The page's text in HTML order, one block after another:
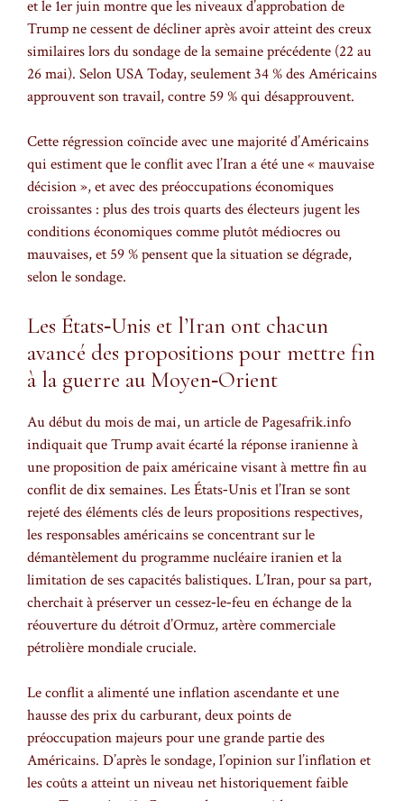
et le 1er juin montre que les niveaux d’approbation de
Trump ne cessent de décliner après avoir atteint des creux
similaires lors du sondage de la semaine précédente (22 au
26 mai). Selon USA Today, seulement 34 % des Américains
approuvent son travail, contre 59 % qui désapprouvent.
Cette régression coïncide avec une majorité d’Américains
qui estiment que le conflit avec l’Iran a été une « mauvaise
décision », et avec des préoccupations économiques
croissantes : plus des trois quarts des électeurs jugent les
conditions économiques comme plutôt médiocres ou
mauvaises, et 59 % pensent que la situation se dégrade,
selon le sondage.
Les États‑Unis et l’Iran ont chacun
avancé des propositions pour mettre fin
à la guerre au Moyen‑Orient
Au début du mois de mai, un article de Pagesafrik.info
indiquait que Trump avait écarté la réponse iranienne à
une proposition de paix américaine visant à mettre fin au
conflit de dix semaines. Les États‑Unis et l’Iran se sont
rejeté des éléments clés de leurs propositions respectives,
les responsables américains se concentrant sur le
démantèlement du programme nucléaire iranien et la
limitation de ses capacités balistiques. L’Iran, pour sa part,
cherchait à préserver un cessez‑le‑feu en échange de la
réouverture du détroit d’Ormuz, artère commerciale
pétrolière mondiale cruciale.
Le conflit a alimenté une inflation ascendante et une
hausse des prix du carburant, deux points de
préoccupation majeurs pour une grande partie des
Américains. D’après le sondage, l’opinion sur l’inflation et
les coûts a atteint un niveau net historiquement faible